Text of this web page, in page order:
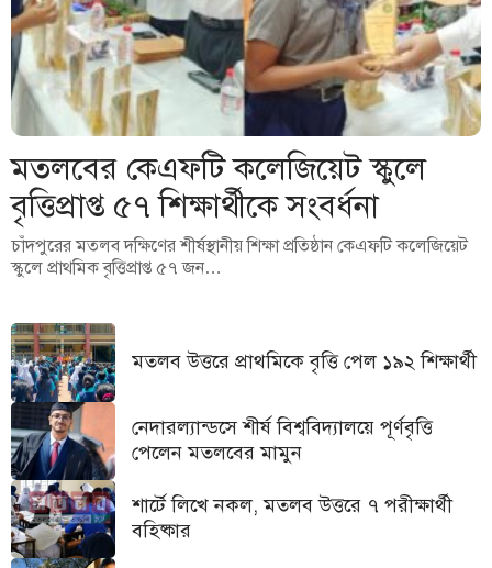
মতলবের কেএফটি কলেজিয়েট স্কুলে
বৃত্তিপ্রাপ্ত ৫৭ শিক্ষার্থীকে সংবর্ধনা
চাঁদপুরের মতলব দক্ষিণের শীর্ষস্থানীয় শিক্ষা প্রতিষ্ঠান কেএফটি কলেজিয়েট
স্কুলে প্রাথমিক বৃত্তিপ্রাপ্ত ৫৭ জন…
মতলব উত্তরে প্রাথমিকে বৃত্তি পেল ১৯২ শিক্ষার্থী
নেদারল্যান্ডসে শীর্ষ বিশ্ববিদ্যালয়ে পূর্ণবৃত্তি
পেলেন মতলবের মামুন
শার্টে লিখে নকল, মতলব উত্তরে ৭ পরীক্ষার্থী
বহিষ্কার